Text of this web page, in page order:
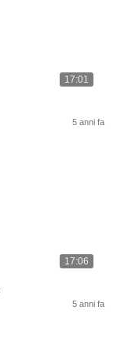
17:01
5 anni fa
17:06
5 anni fa